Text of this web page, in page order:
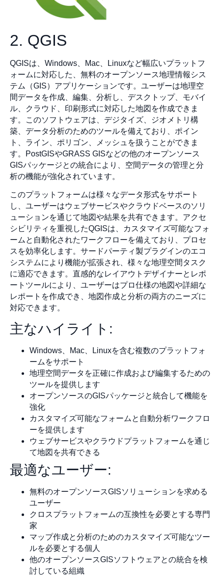
2. QGIS
QGISは、Windows、Mac、Linuxなど幅広いプラットフ
ォームに対応した、無料のオープンソース地理情報シス
テム（GIS）アプリケーションです。ユーザーは地理空
間データを作成、編集、分析し、デスクトップ、モバイ
ル、クラウド、印刷形式に対応した地図を作成できま
す。このソフトウェアは、デジタイズ、ジオメトリ構
築、データ分析のためのツールを備えており、ポイン
ト、ライン、ポリゴン、メッシュを扱うことができま
す。PostGISやGRASS GISなどの他のオープンソース
GISパッケージとの統合により、空間データの管理と分
析の機能が強化されています。
このプラットフォームは様々なデータ形式をサポート
し、ユーザーはウェブサービスやクラウドベースのソリ
ューションを通じて地図や結果を共有できます。アクセ
シビリティを重視したQGISは、カスタマイズ可能なフォ
ームと自動化されたワークフローを備えており、プロセ
スを効率化します。サードパーティ製プラグインのエコ
システムにより機能が拡張され、様々な地理空間タスク
に適応できます。直感的なレイアウトデザイナーとレポ
ートツールにより、ユーザーはプロ仕様の地図や詳細な
レポートを作成でき、地図作成と分析の両方のニーズに
対応できます。
主なハイライト:
Windows、Mac、Linuxを含む複数のプラットフォ
ームをサポート
地理空間データを正確に作成および編集するための
ツールを提供します
オープンソースのGISパッケージと統合して機能を
強化
カスタマイズ可能なフォームと自動分析ワークフロ
ーを提供します
ウェブサービスやクラウドプラットフォームを通じ
て地図を共有できる
最適なユーザー:
無料のオープンソースGISソリューションを求める
ユーザー
クロスプラットフォームの互換性を必要とする専門
家
マップ作成と分析のためのカスタマイズ可能なツー
ルを必要とする個人
他のオープンソースGISソフトウェアとの統合を検
討している組織